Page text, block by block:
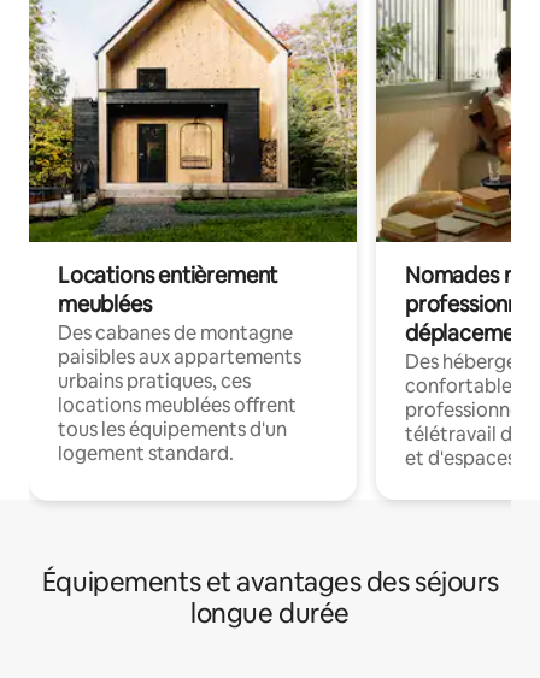
Locations entièrement
meublées
Des cabanes de montagne
paisibles aux appartements
urbains pratiques, ces
locations meublées offrent
tous les équipements d'un
logement standard.
Nomades
déplacement
Des
confortables
professionnels
télétravail
et d'espaces
Équipements et avantages des séjours
longue durée